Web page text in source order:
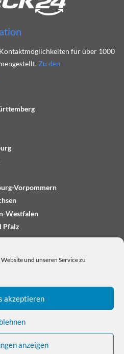
und unseren Service zu
akzeptieren
anzeigen
für über 1000
Zu den
Vorpommern
Westfalen
Pfalz
Holstein